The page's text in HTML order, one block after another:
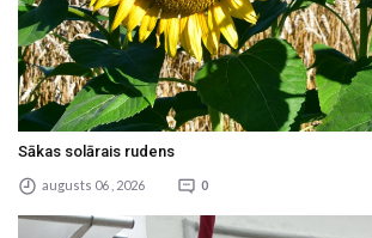
Sākas solārais rudens
augusts 06 , 2026 0